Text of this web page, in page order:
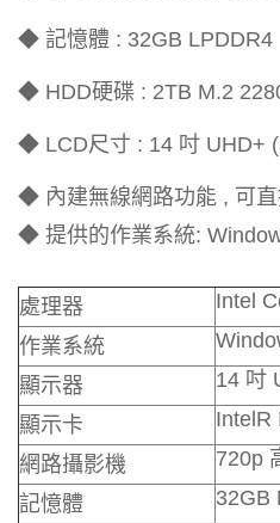
◆ 記憶體 : 32GB LPDDR4
◆ HDD硬碟 : 2TB M.2
◆ LCD尺寸 : 14 吋 UHD+
◆ 內建無線網路功能 , 可
◆ 提供的作業系統:
處理器
Intel
作業系統
顯示器
14 吋
顯示卡
IntelR
網路攝影機
720p
記憶體
32GB